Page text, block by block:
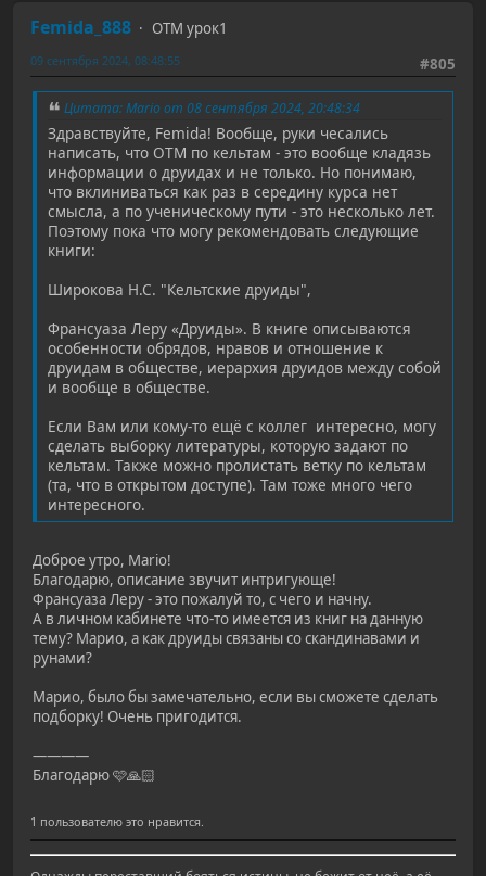
Femida_888
ОТМ урок1
#805
09 сентября 2024, 08:48:55
Цитата: Mario от 08 сентября 2024, 20:48:34
Здравствуйте, Femida! Вообще, руки чесались
написать, что ОТМ по кельтам - это вообще кладязь
информации о друидах и не только. Но понимаю,
что вклиниваться как раз в середину курса нет
смысла, а по ученическому пути - это несколько лет.
Поэтому пока что могу рекомендовать следующие
книги:
Широкова Н.С. "Кельтские друиды",
Франсуаза Леру «Друиды». В книге описываются
особенности обрядов, нравов и отношение к
друидам в обществе, иерархия друидов между собой
и вообще в обществе.
Если Вам или кому-то ещё с коллег интересно, могу
сделать выборку литературы, которую задают по
кельтам. Также можно пролистать ветку по кельтам
(та, что в открытом доступе). Там тоже много чего
интересного.
Доброе утро, Mario!
Благодарю, описание звучит интригующе!
Франсуаза Леру - это пожалуй то, с чего и начну.
А в личном кабинете что-то имеется из книг на данную
тему? Марио, а как друиды связаны со скандинавами и
рунами?
Марио, было бы замечательно, если вы сможете сделать
подборку! Очень пригодится.
————
Благодарю 🩷🙏🏻
1 пользователю это нравится.